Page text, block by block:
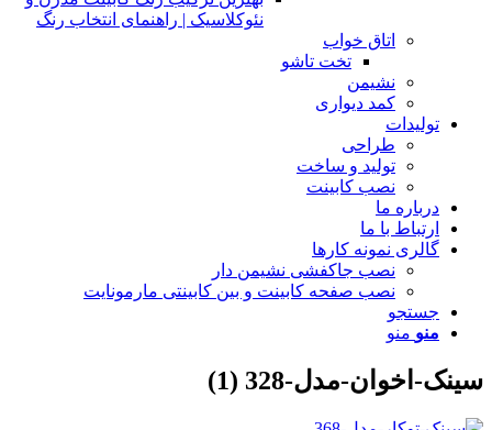
نئوکلاسیک | راهنمای انتخاب رنگ
اتاق خواب
تخت تاشو
نشیمن
کمد دیواری
تولیدات
طراحی
تولید و ساخت
نصب کابینت
درباره ما
ارتباط با ما
گالری نمونه کارها
نصب جاکفشی نشیمن دار
نصب صفحه کابینت و بین کابینتی مارمونایت
جستجو
منو منو
سینک-اخوان-مدل-328 (1)